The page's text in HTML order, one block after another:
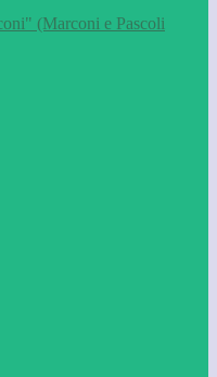
(Marconi e Pascoli